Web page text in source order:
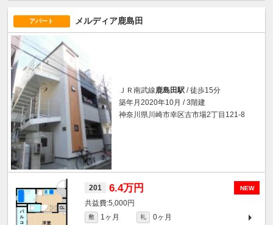
アパート メルディア鹿島田
ＪＲ南武線鹿島田駅 / 徒歩15分
築年月2020年10月 / 3階建
神奈川県川崎市幸区古市場2丁目121-8
NEW
201 6.4万円
5,000円
敷 1ヶ月 礼
0ヶ月